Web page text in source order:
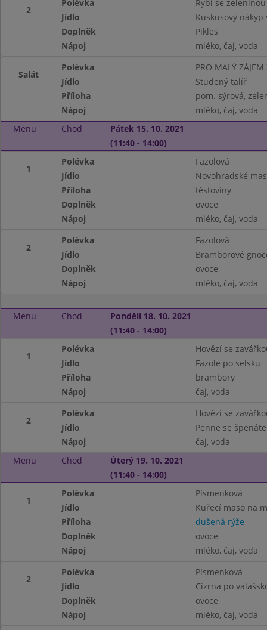
2
Polévka
Rybí se zeleninou
Jídlo
Kuskusový
Doplněk
Pikles
Nápoj
mléko, čaj, voda
Salát
Polévka
PRO MALÝ
Jídlo
Studený talíř
Příloha
pom. sýrová,
Nápoj
mléko, čaj, voda
Menu
Chod
Pátek 15. 10. 2021
(11:40 - 14:00)
1
Polévka
Fazolová
Jídlo
Novohradské
Příloha
těstoviny
Doplněk
ovoce
Nápoj
mléko, čaj, voda
2
Polévka
Fazolová
Jídlo
Bramborové
Doplněk
ovoce
Nápoj
mléko, čaj, voda
Menu Chod
Pondělí 18. 10. 2021
(11:40 - 14:00)
1
Polévka
Hovězí se
Jídlo
Fazole po selsku
Příloha
brambory
Nápoj
čaj, voda
2
Polévka
Hovězí se
Jídlo
Penne se
Nápoj
čaj, voda
Menu
Chod
Úterý 19. 10. 2021
(11:40 - 14:00)
1
Polévka
Písmenková
Jídlo
Kuřecí maso na
Příloha
dušená rýže
Doplněk
ovoce
Nápoj
mléko, čaj, voda
2
Polévka
Písmenková
Jídlo
Cizrna po
Doplněk
ovoce
Nápoj
mléko, čaj, voda